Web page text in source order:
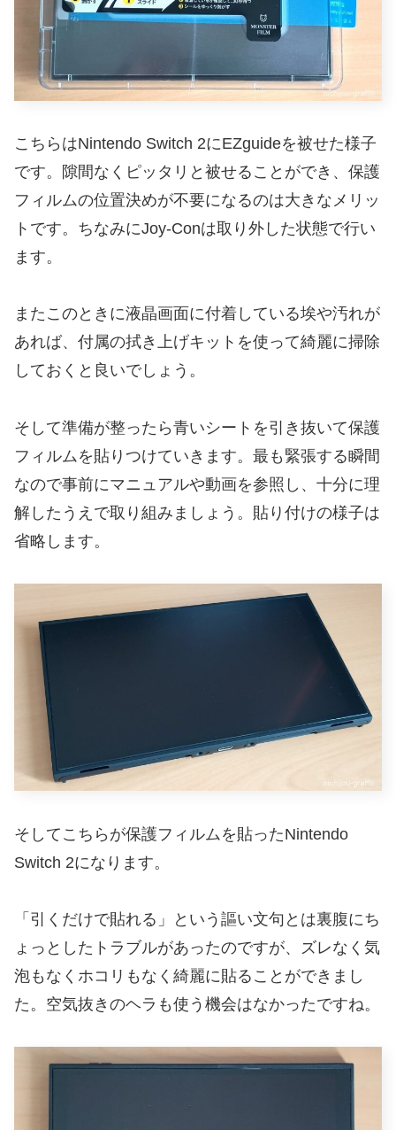
こちらはNintendo Switch 2にEZguideを被せた様子
です。隙間なくピッタリと被せることができ、保護
フィルムの位置決めが不要になるのは大きなメリッ
トです。ちなみにJoy-Conは取り外した状態で行い
ます。
またこのときに液晶画面に付着している埃や汚れが
あれば、付属の拭き上げキットを使って綺麗に掃除
しておくと良いでしょう。
そして準備が整ったら青いシートを引き抜いて保護
フィルムを貼りつけていきます。最も緊張する瞬間
なので事前にマニュアルや動画を参照し、十分に理
解したうえで取り組みましょう。貼り付けの様子は
省略します。
そしてこちらが保護フィルムを貼ったNintendo
Switch 2になります。
「引くだけで貼れる」という謳い文句とは裏腹にち
ょっとしたトラブルがあったのですが、ズレなく気
泡もなくホコリもなく綺麗に貼ることができまし
た。空気抜きのヘラも使う機会はなかったですね。